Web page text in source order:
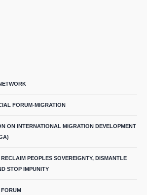
FORUM-MIGRATION
ON INTERNATIONAL MIGRATION DEVELOPMENT
PEOPLES SOVEREIGNTY, DISMANTLE
STOP IMPUNITY
FORUM